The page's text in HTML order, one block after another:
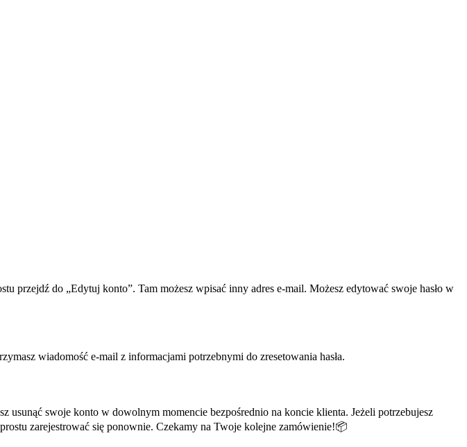
przejdź do „Edytuj konto”. Tam możesz wpisać inny adres e-mail. Możesz edytować swoje hasło w
wiadomość e-mail z informacjami potrzebnymi do zresetowania hasła.
usunąć swoje konto w dowolnym momencie bezpośrednio na koncie klienta. Jeżeli potrzebujesz
zarejestrować się ponownie. Czekamy na Twoje kolejne zamówienie!📦